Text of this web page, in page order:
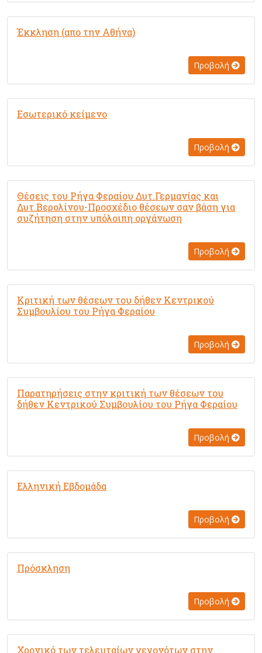
Έκκληση (απο την Αθήνα)
Προβολή
Εσωτερικό κείμενο
Προβολή
Θέσεις του Ρήγα Φεραίου Δυτ.Γερμανίας και
Δυτ.Βερολίνου-Προσχέδιο θέσεων σαν βάση για
συζήτηση στην υπόλοιπη οργάνωση
Προβολή
Κριτική των θέσεων του δήθεν Κεντρικού
Συμβουλίου του Ρήγα Φεραίου
Προβολή
Παρατηρήσεις στην κριτική των θέσεων του
δήθεν Κεντρικού Συμβουλίου του Ρήγα Φεραίου
Προβολή
Ελληνική Εβδομάδα
Προβολή
Πρόσκληση
Προβολή
Χρονικό των τελευταίων γεγονότων στην